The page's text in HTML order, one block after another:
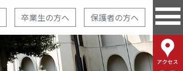
卒業生の方へ 保護者の方へ